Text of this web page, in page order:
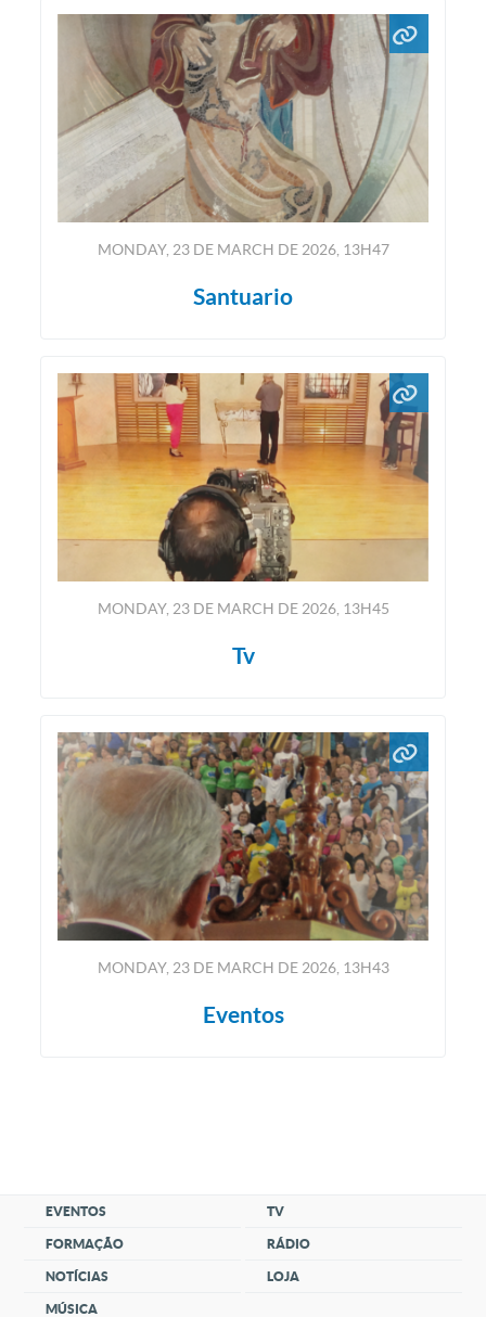
MONDAY, 23DEMARCH DE2026, 13H47
Santuario
MONDAY, 23DEMARCH DE2026, 13H45
Tv
MONDAY, 23DEMARCH DE2026, 13H43
Eventos
EVENTOS
FORMAÇÃO
NOTÍCIAS
MÚSICA
TV
RÁDIO
LOJA